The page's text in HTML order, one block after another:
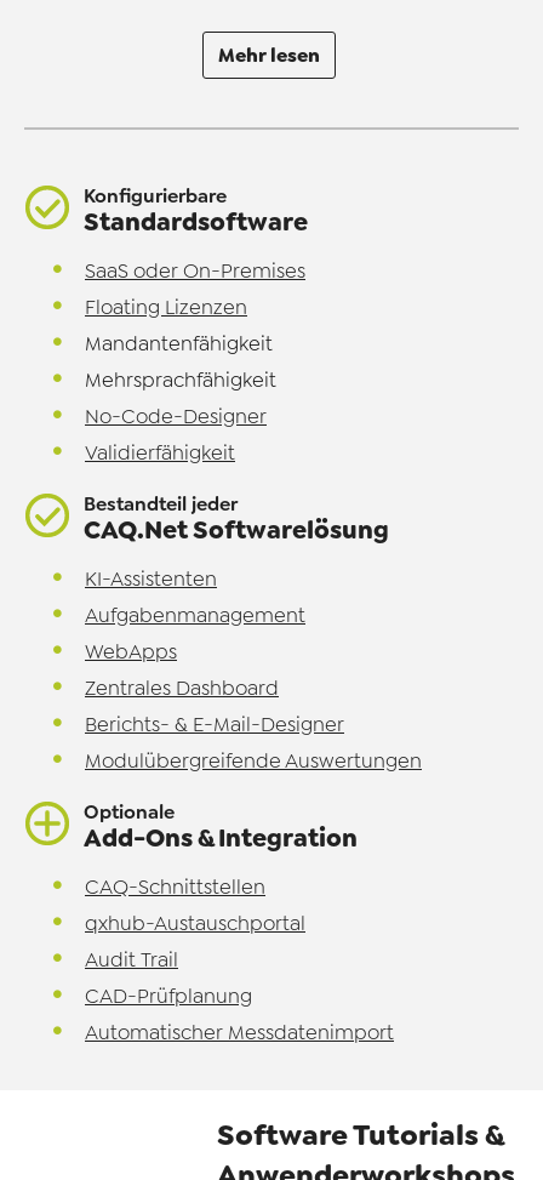
Mehr lesen
Konfigurierbare
Standardsoftware
SaaS oder On-Premises
Floating Lizenzen
Mandantenfähigkeit
Mehrsprachfähigkeit
No-Code-Designer
Validierfähigkeit
Bestandteil jeder
CAQ.Net Softwarelösung
KI-Assistenten
Aufgabenmanagement
WebApps
Zentrales Dashboard
Berichts- & E-Mail-Designer
Modulübergreifende Auswertungen
Optionale
Add-Ons & Integration
CAQ-Schnittstellen
qxhub-Austauschportal
Audit Trail
CAD-Prüfplanung
Automatischer Messdatenimport
Software Tutorials &